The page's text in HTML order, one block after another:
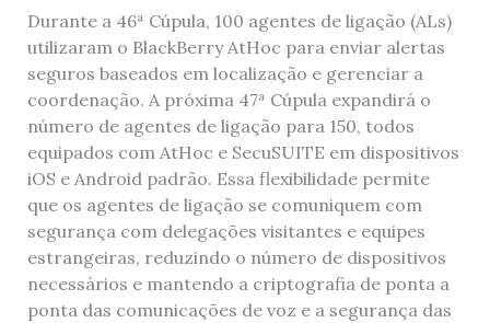
Durante a 46ª Cúpula, 100 agentes de ligação (ALs)
utilizaram o BlackBerry AtHoc para enviar alertas
seguros baseados em localização e gerenciar a
coordenação. A próxima 47ª Cúpula expandirá o
número de agentes de ligação para 150, todos
equipados com AtHoc e SecuSUITE em dispositivos
iOS e Android padrão. Essa flexibilidade permite
que os agentes de ligação se comuniquem com
segurança com delegações visitantes e equipes
estrangeiras, reduzindo o número de dispositivos
necessários e mantendo a criptografia de ponta a
ponta das comunicações de voz e a segurança das